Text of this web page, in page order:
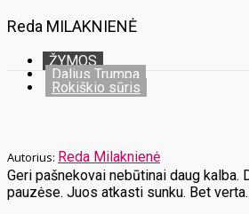
Reda MILAKNIENĖ
ŽYMOS
Dalius Trumpa
Rokiškio sūris
Reda Milaknienė
Geri pašnekovai nebūtinai daug kalba.
pauzėse. Juos atkasti sunku. Bet